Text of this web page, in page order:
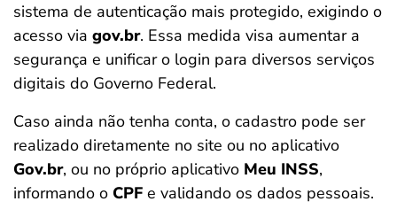
sistema de autenticação mais protegido, exigindo o
acesso via gov.br. Essa medida visa aumentar a
segurança e unificar o login para diversos serviços
digitais do Governo Federal.
Caso ainda não tenha conta, o cadastro pode ser
realizado diretamente no site ou no aplicativo
Gov.br, ou no próprio aplicativo Meu INSS,
informando o CPF e validando os dados pessoais.